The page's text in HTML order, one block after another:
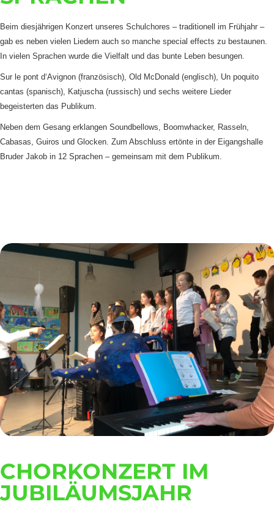
Beim diesjährigen Konzert unseres Schulchores – traditionell im Frühjahr –
gab es neben vielen Liedern auch so manche special effects zu bestaunen.
In vielen Sprachen wurde die Vielfalt und das bunte Leben besungen.
Sur le pont d‘Avignon (französisch), Old McDonald (englisch), Un poquito
cantas (spanisch), Katjuscha (russisch) und sechs weitere Lieder
begeisterten das Publikum.
Neben dem Gesang erklangen Soundbellows, Boomwhacker, Rasseln,
Cabasas, Guiros und Glocken. Zum Abschluss ertönte in der Eigangshalle
Bruder Jakob in 12 Sprachen – gemeinsam mit dem Publikum.
CHORKONZERT IM
JUBILÄUMSJAHR